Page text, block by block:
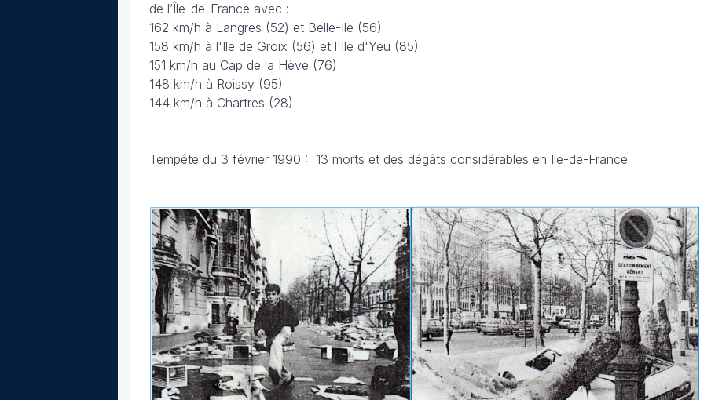
de l’Île-de-France avec :
162 km/h à Langres (52) et Belle-Ile (56)
158 km/h à l'Ile de Groix (56) et l'Ile d'Yeu (85)
151 km/h au Cap de la Hève (76)
148 km/h à Roissy (95)
144 km/h à Chartres (28)
Tempête du 3 février 1990 : 13 morts et des dégâts considérables en Ile-de-France